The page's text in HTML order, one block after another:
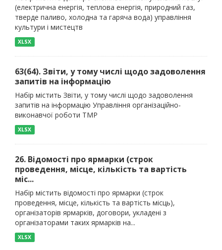
(електрична енергія, теплова енергія, природний газ,
тверде паливо, холодна та гаряча вода) управління
культури і мистецтв
XLSX
63(64). Звіти, у тому числі щодо задоволення
запитів на інформацію
Набір містить Звіти, у тому числі щодо задоволення
запитів на інформацію Управління організаційно-
виконавчої роботи ТМР
XLSX
26. Відомості про ярмарки (строк
проведення, місце, кількість та вартість
міс...
Набір містить відомості про ярмарки (строк
проведення, місце, кількість та вартість місць),
організаторів ярмарків, договори, укладені з
організаторами таких ярмарків на...
XLSX